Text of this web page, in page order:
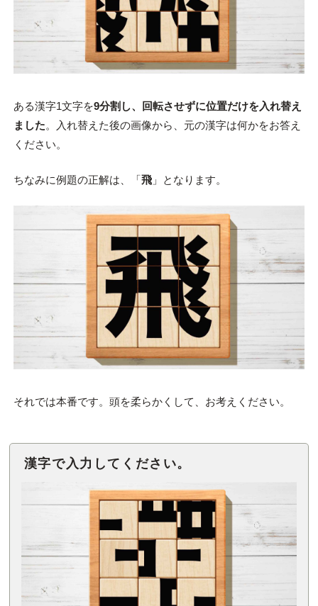
ある漢字1文字を9分割し、回転させずに位置だけを入れ替え
ました。入れ替えた後の画像から、元の漢字は何かをお答え
ください。
ちなみに例題の正解は、「飛」となります。
それでは本番です。頭を柔らかくして、お考えください。
漢字で入力してください。